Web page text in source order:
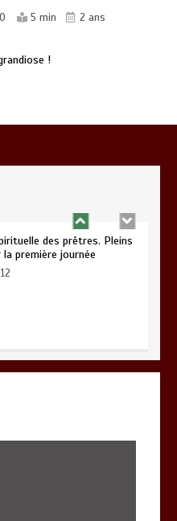
0 5 min
2 ans
!
957
des prêtres. Pleins
la première journée